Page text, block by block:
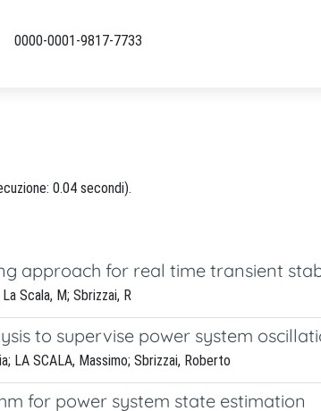
0000-0001-9817-7733
0.04 secondi).
approach for real time transient
Scala, M; Sbrizzai, R
to supervise power system
LA SCALA, Massimo; Sbrizzai, Roberto
for power system state estimation